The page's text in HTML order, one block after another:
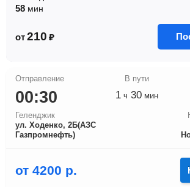
58 мин
от 210 ₽
00:30
Геленджик
ул. Ходенко, 2Б(АЗС
Газпромнефть)
1 ч 30 мин
от 4200 р.